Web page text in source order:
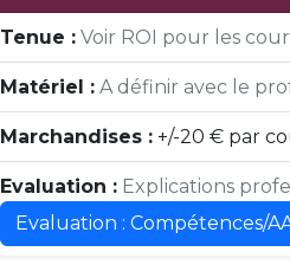
Tenue : Voir ROI pour les
Matériel : A définir avec le
Marchandises : +/-20 € par
Evaluation : Explications
Evaluation : Compétences/